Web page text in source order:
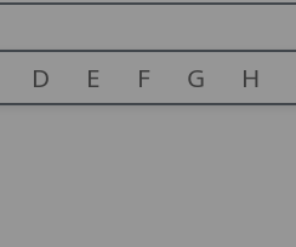
D E F G H